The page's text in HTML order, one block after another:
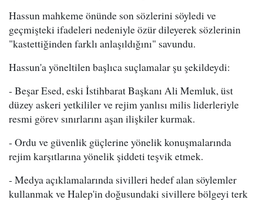
Hassun mahkeme önünde son sözlerini söyledi ve
geçmişteki ifadeleri nedeniyle özür dileyerek sözlerinin
"kastettiğinden farklı anlaşıldığını" savundu.
Hassun'a yöneltilen başlıca suçlamalar şu şekildeydi:
- Beşar Esed, eski İstihbarat Başkanı Ali Memluk, üst
düzey askeri yetkililer ve rejim yanlısı milis liderleriyle
resmi görev sınırlarını aşan ilişkiler kurmak.
- Ordu ve güvenlik güçlerine yönelik konuşmalarında
rejim karşıtlarına yönelik şiddeti teşvik etmek.
- Medya açıklamalarında sivilleri hedef alan söylemler
kullanmak ve Halep'in doğusundaki sivillere bölgeyi terk